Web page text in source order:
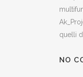
quelli
NO